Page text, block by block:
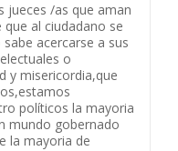
jueces /as que aman
al ciudadano se
acercarse a sus
o
y misericordia,que
políticos la mayoria
mundo gobernado
la mayoria de